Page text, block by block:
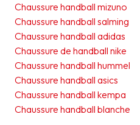
Chaussure handball mizuno
Chaussure handball salming
Chaussure handball adidas
Chaussure de handball nike
Chaussure handball hummel
Chaussure handball asics
Chaussure handball kempa
Chaussure handball blanche